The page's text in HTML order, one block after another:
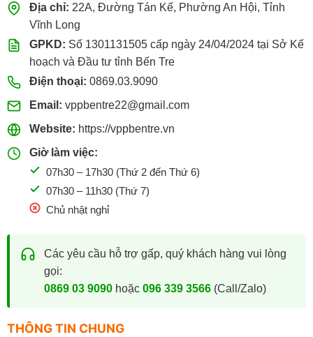
Địa chỉ: 22A, Đường Tán Kế, Phường An Hội, Tỉnh
Vĩnh Long
GPKD: Số 1301131505 cấp ngày 24/04/2024 tại Sở Kế
hoạch và Đầu tư tỉnh Bến Tre
Điện thoại: 0869.03.9090
Email: vppbentre22@gmail.com
Website: https://vppbentre.vn
Giờ làm việc:
07h30 – 17h30 (Thứ 2 đến Thứ 6)
07h30 – 11h30 (Thứ 7)
Chủ nhật nghỉ
Các yêu cầu hỗ trợ gấp, quý khách hàng vui lòng
gọi:
0869 03 9090hoặc 096 339 3566(Call/Zalo)
THÔNG TIN CHUNG